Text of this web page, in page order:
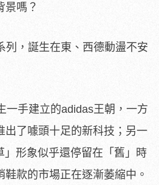
景嗎？
列，誕生在東、西德動盪不安
一手建立的adidas王朝，一方
出了噱頭十足的新科技；另一
」形象似乎還停留在「舊」時
款的市場正在逐漸萎縮中。